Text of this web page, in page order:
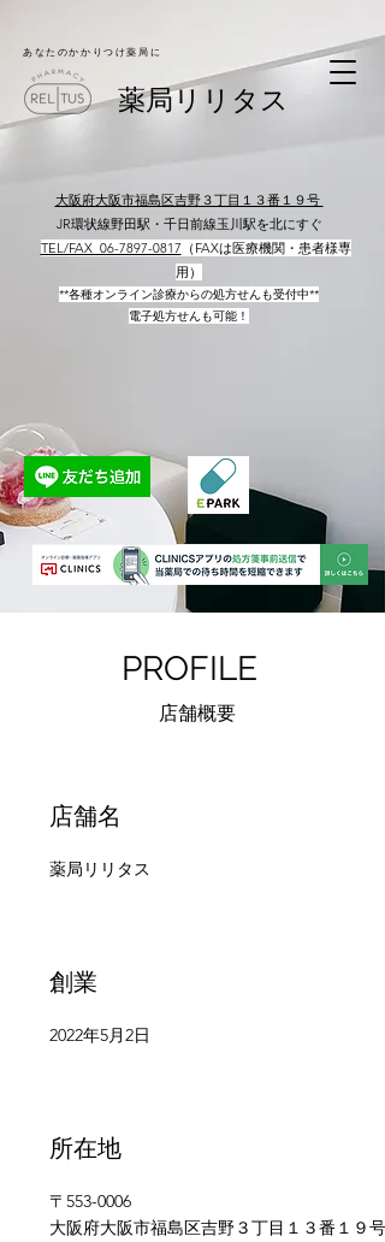
​あなたのかかりつけ薬局に
​薬局リリタス
大阪府大阪市福島区吉野３丁目１３番１９号
JR環状線野田駅・千日前線玉川駅を北にすぐ
TEL/FAX 06-7897-0817​ （FAXは医療機関・患者様専
用）
**各種オンライン診療からの処方せんも受付中**
電子処方せんも可能！
PROFILE
店舗概要
店舗名
薬局リリタス
​創業
2022年5月2日
所在地
〒553-0006
大阪府大阪市福島区吉野３丁目１３番１９号